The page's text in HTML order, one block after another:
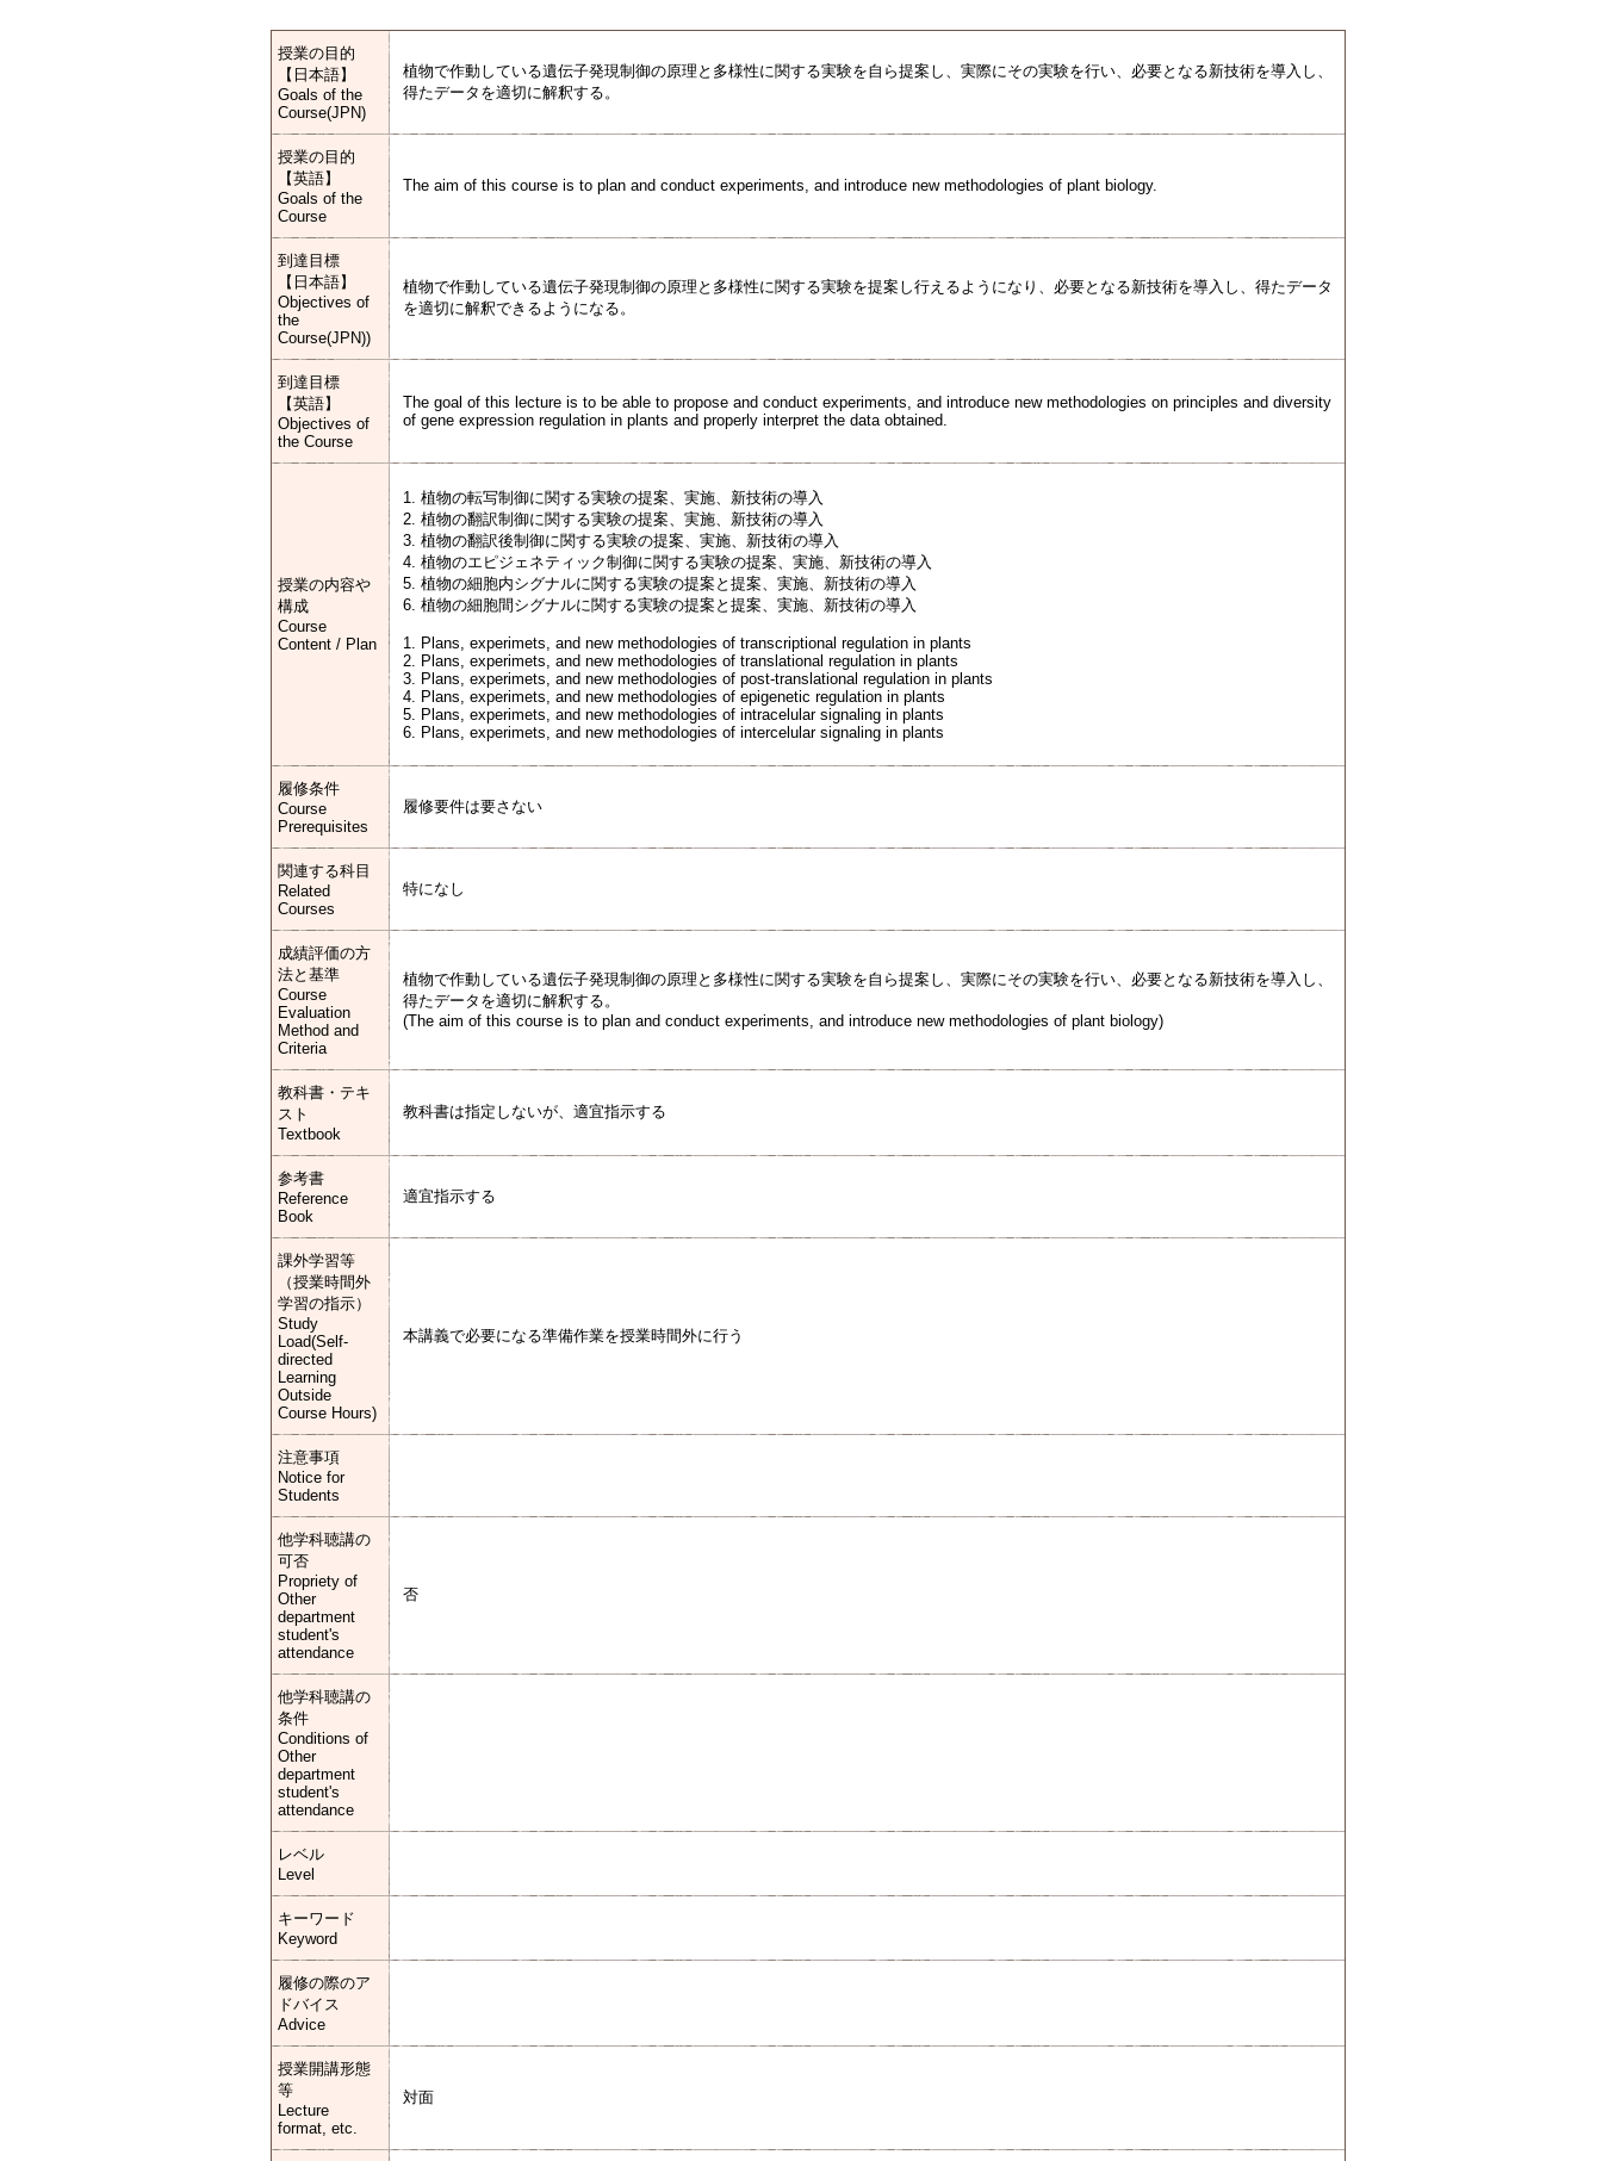
授業の目的
【日本語】
Goals of the
Course(JPN)
植物で作動している遺伝子発現制御の原理と多様性に関する実験を自ら提案し、実際にその実験を行い、必要となる新技術を導入し、
得たデータを適切に解釈する。
授業の目的
【英語】
Goals of the
Course
The aim of this course is to plan and conduct experiments, and introduce new methodologies of plant biology.
到達目標
【日本語】
Objectives of
the
Course(JPN))
植物で作動している遺伝子発現制御の原理と多様性に関する実験を提案し行えるようになり、必要となる新技術を導入し、得たデータ
を適切に解釈できるようになる。
到達目標
【英語】
Objectives of
the Course
The goal of this lecture is to be able to propose and conduct experiments, and introduce new methodologies on principles and diversity
of gene expression regulation in plants and properly interpret the data obtained.
授業の内容や
構成
Course
Content / Plan
1. 植物の転写制御に関する実験の提案、実施、新技術の導入
2. 植物の翻訳制御に関する実験の提案、実施、新技術の導入
3. 植物の翻訳後制御に関する実験の提案、実施、新技術の導入
4. 植物のエピジェネティック制御に関する実験の提案、実施、新技術の導入
5. 植物の細胞内シグナルに関する実験の提案と提案、実施、新技術の導入
6. 植物の細胞間シグナルに関する実験の提案と提案、実施、新技術の導入
1. Plans, experimets, and new methodologies of transcriptional regulation in plants
2. Plans, experimets, and new methodologies of translational regulation in plants
3. Plans, experimets, and new methodologies of post-translational regulation in plants
4. Plans, experimets, and new methodologies of epigenetic regulation in plants
5. Plans, experimets, and new methodologies of intracelular signaling in plants
6. Plans, experimets, and new methodologies of intercelular signaling in plants
履修条件
Course
Prerequisites
履修要件は要さない
関連する科目
Related
Courses
特になし
成績評価の方
法と基準
Course
Evaluation
Method and
Criteria
植物で作動している遺伝子発現制御の原理と多様性に関する実験を自ら提案し、実際にその実験を行い、必要となる新技術を導入し、
得たデータを適切に解釈する。
(The aim of this course is to plan and conduct experiments, and introduce new methodologies of plant biology)
教科書・テキ
スト
Textbook
教科書は指定しないが、適宜指示する
参考書
Reference
Book
適宜指示する
課外学習等
（授業時間外
学習の指示）
Study
Load(Self-
directed
Learning
Outside
Course Hours)
本講義で必要になる準備作業を授業時間外に行う
注意事項
Notice for
Students
他学科聴講の
可否
Propriety of
Other
department
student's
attendance
否
他学科聴講の
条件
Conditions of
Other
department
student's
attendance
レベル
Level
キーワード
Keyword
履修の際のア
ドバイス
Advice
授業開講形態
等
Lecture
format, etc.
対面